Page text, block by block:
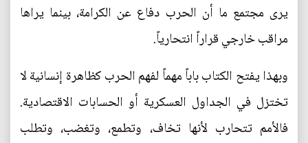
يرى مجتمع ما أن الحرب دفاع عن الكرامة، بينما يراها
مراقب خارجي قراراً انتحارياً.
وبهذا يفتح الكتاب باباً مهماً لفهم الحرب كظاهرة إنسانية لا
تختزل في الجداول العسكرية أو الحسابات الاقتصادية.
فالأمم تتحارب لأنها تخاف، وتطمع، وتغضب، وتطلب